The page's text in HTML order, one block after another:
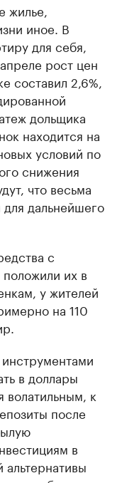
жилье,
иное. В
для себя,
рост цен
составил 2,6%,
дольщика
находится на
условий по
снижения
что весьма
дальнейшего
с
их в
у жителей
на 110
в доллары
волатильным, к
после
в